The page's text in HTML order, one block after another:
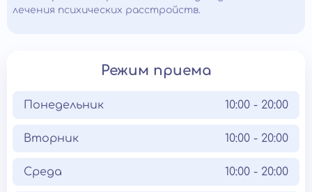
лечения психических расстройств.
Режим приема
Понедельник 10:00 - 20:00
Вторник 10:00 - 20:00
Среда 10:00 - 20:00